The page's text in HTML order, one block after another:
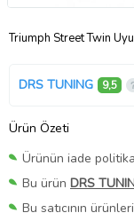
Triumph Street Twin
DRS TUNING 9,5
Ürün Özeti
Ürünün iade
Bu ürün DRS
Bu satıcının